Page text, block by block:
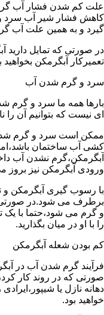
علت کم شدن فشار آب گرم
کاهش فشار شیر آب سرد
گیرد و به همین علت آب
در صورتی که تمایل دارید
تعمیرکار آبگرمکن
سرد و گرم شدن آب
بارها همه ما سرد و گرم
ای نیست که بتوانیم آن را
ممکن است سرد و گرم
کشی آب ساختمان
آبگرمکن،گرم نشدن آب
ورودی آبگرمکن نیز بروز
با رسوب گیری آبگرمکن
برطرف می شود.در
و گرم می شود،حتما با یک
را با او در میان بگذارید.
کم بودن شعله آبگرمکن
فرآیند گرم شدن آب در
صورتی که در روند کار
دهانه نازل یا
خواهید بود.